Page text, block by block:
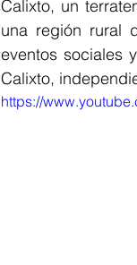
Calixto, un
una región rural
eventos sociales
Calixto,
https://